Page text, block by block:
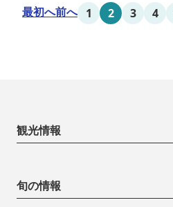
最初へ前へ 1 2 3 4
観光情報
旬の情報